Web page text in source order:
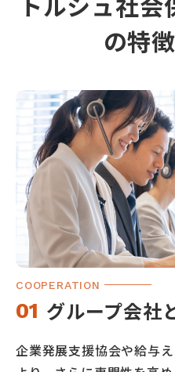
の特
COOPERATION
01 グループ会社
企業発展支援協会や給与